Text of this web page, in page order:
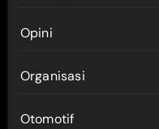
Opini
Organisasi
Otomotif